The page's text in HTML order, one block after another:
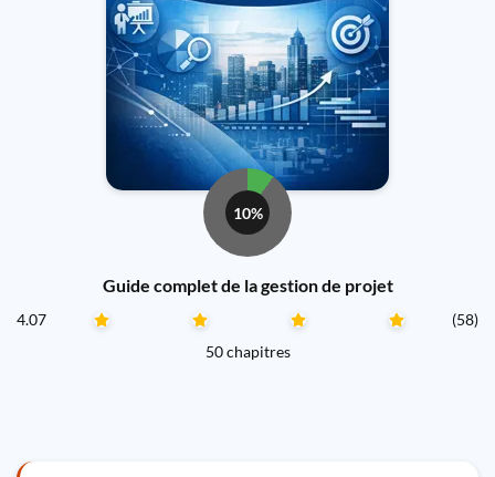
10%
Guide complet de la gestion de projet
4.07
(58)
50 chapitres